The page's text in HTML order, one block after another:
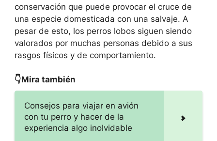
conservación que puede provocar el cruce de
una especie domesticada con una salvaje. A
pesar de esto, los perros lobos siguen siendo
valorados por muchas personas debido a sus
rasgos físicos y de comportamiento.
👇Mira también
Consejos para viajar en avión
con tu perro y hacer de la
experiencia algo inolvidable